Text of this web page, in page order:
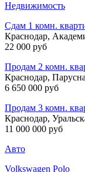
Недвижимость
Сдам 1 комн.
Краснодар,
22 000 руб
Продам 2 комн.
Краснодар,
6 650 000 руб
Продам 3 комн.
Краснодар,
11 000 000 руб
Авто
Volkswagen Polo